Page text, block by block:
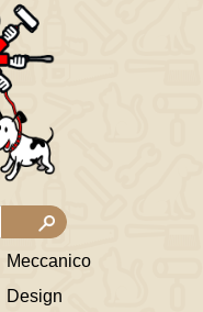
Meccanico
Design